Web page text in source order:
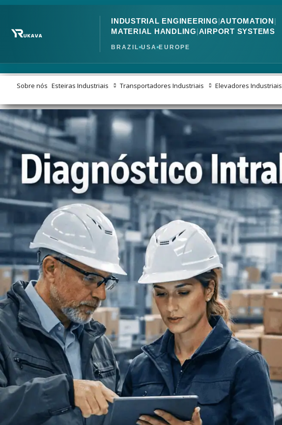
INDUSTRIAL ENGINEERING|AUTOMATION|
MATERIAL HANDLING|AIRPORT SYSTEMS
BRAZIL USA EUROPE
Sobre nós Esteiras Industriais Transportadores Industriais Elevadores Industriais